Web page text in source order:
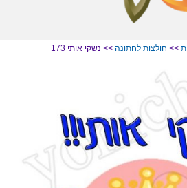
>> חולצות לחתונה >> נשקי אותי 173